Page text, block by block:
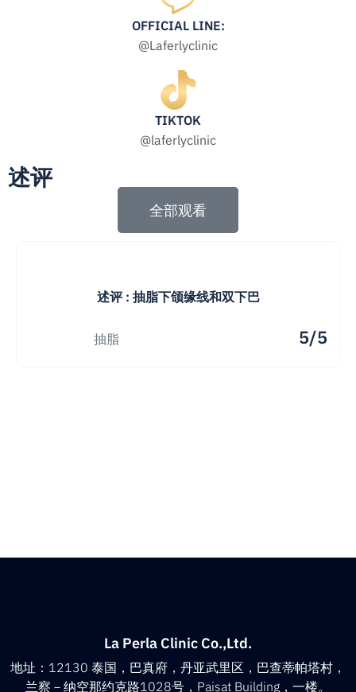
OFFICIAL LINE:
@Laferlyclinic
TIKTOK
@laferlyclinic
述评
全部观看
述评 : 抽脂下颌缘线和双下巴
抽脂 5/5
La Perla Clinic Co.,Ltd.
地址：12130 泰国，巴真府，丹亚武里区，巴查蒂帕塔村，
兰察－纳空那约克路1028号，Paisat Building，一楼。